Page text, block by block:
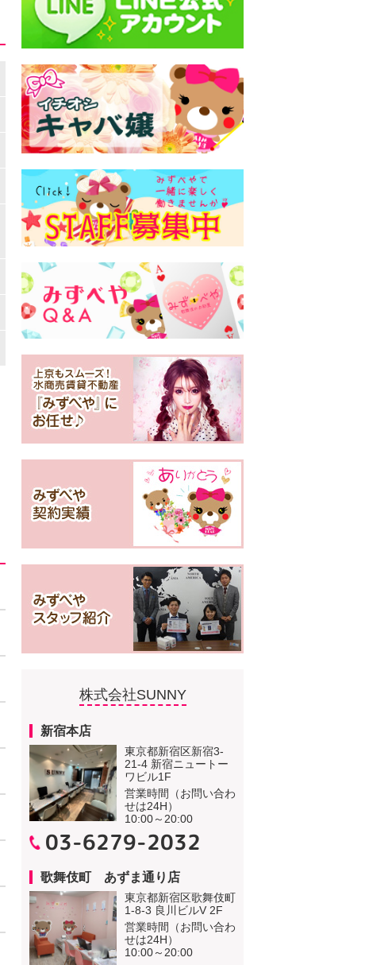
株式会社SUNNY
新宿本店
東京都新宿区新宿3-
21-4 新宿ニュートー
ワビル1F
営業時間（お問い合わ
せは24H）
10:00～20:00
03-6279-2032
歌舞伎町 あずま通り店
東京都新宿区歌舞伎町
1-8-3 良川ビルV 2F
営業時間（お問い合わ
せは24H）
10:00～20:00